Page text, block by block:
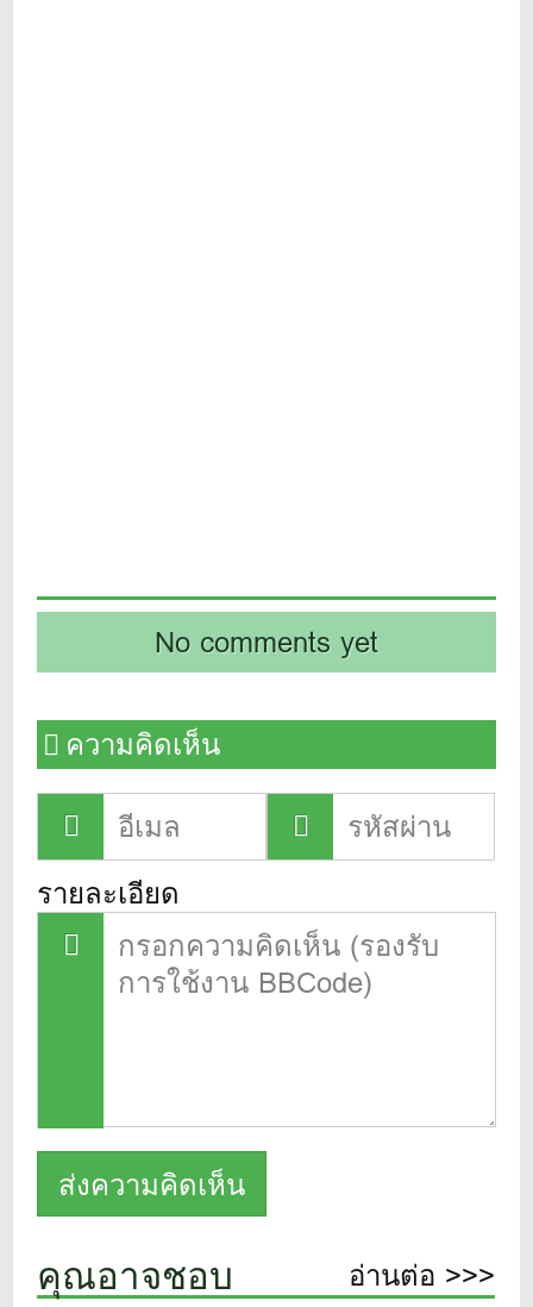
No comments yet
ความคิดเห็น
รายละเอียด
คุณอาจชอบ อ่านต่อ >>>